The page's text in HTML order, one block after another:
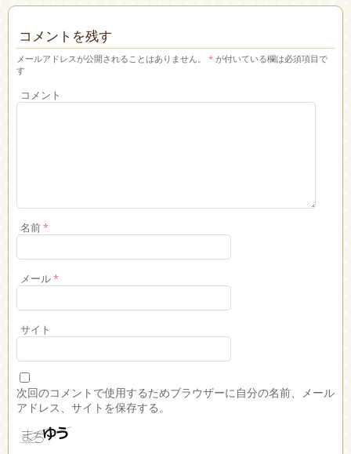
コメントを残す
メールアドレスが公開されることはありません。 * が付いている欄は必須項目で
す
コメント
名前*
メール*
サイト
次回のコメントで使用するためブラウザーに自分の名前、メール
アドレス、サイトを保存する。